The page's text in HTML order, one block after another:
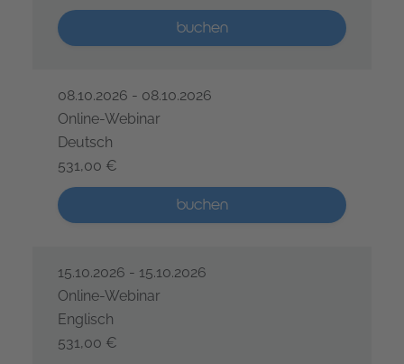
Mehr als 5 Plätze verfügbar
buchen
GenAI-gestütztes Requirements Engineering – 1 Tag
08.10.2026 - 08.10.2026
Online-Webinar
Deutsch
531,00 €
Mehr als 5 Plätze verfügbar
buchen
GenAI-gestütztes Requirements Engineering – 1 Tag
15.10.2026 - 15.10.2026
Online-Webinar
Englisch
531,00 €